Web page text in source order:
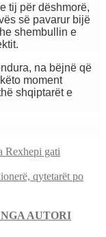
tij për dëshmorë,
së pavarur bijë
shembullin e
na bëjnë që
moment
shqiptarët e
Rexhepi gati
qytetarët po
AUTORI